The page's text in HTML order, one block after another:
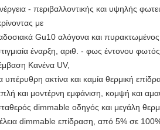
- περιβαλλοντικής και υψηλής
με
Gu10 αλόγονα και πυρακτωμένος.
έναρξη, αριθ. - φως έντονου
Κανένα UV,
υπέρυθρη ακτίνα και καμία θερμική
και μοντέρνη εμφάνιση, κομψή και
dimmable οδηγός και μεγάλη
dimmable επίδραση, από 5% σε